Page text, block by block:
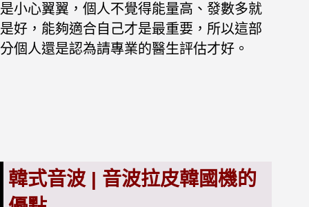
是小心翼翼，個人不覺得能量高、發數多就
是好，能夠適合自己才是最重要，所以這部
分個人還是認為請專業的醫生評估才好。
韓式音波 | 音波拉皮韓國機的